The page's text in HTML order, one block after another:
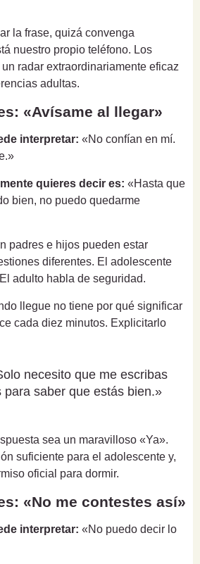
la frase, quizá convenga
nuestro propio teléfono. Los
radar extraordinariamente eficaz
adultas.
«Avísame al llegar»
interpretar: «No confían en mí.
quieres decir es: «Hasta que
bien, no puedo quedarme
padres e hijos pueden estar
diferentes. El adolescente
adulto habla de seguridad.
llegue no tiene por qué significar
cada diez minutos. Explicitarlo
necesito que me escribas
para saber que estás bien.»
sea un maravilloso «Ya».
suficiente para el adolescente y,
oficial para dormir.
«No me contestes así»
interpretar: «No puedo decir lo